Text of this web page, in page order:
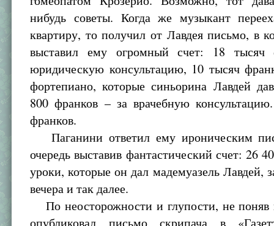
нибудь советы. Когда же музыкант
квартиру, то получил от Лавдея письмо, в
выставил ему огромный счет: 18 тысяч
юридическую консультацию, 10 тысяч
фортепиано, которые синьорина Лавдей
800 франков – за врачебную
франков.
Паганини ответил ему ироническим
очередь выставив фантастический счет: 26
уроки, которые он дал мадемуазель Лавдей,
вечера и так далее.
По неосторожности и глупости, не поняв
опубликовал письмо скрипача в